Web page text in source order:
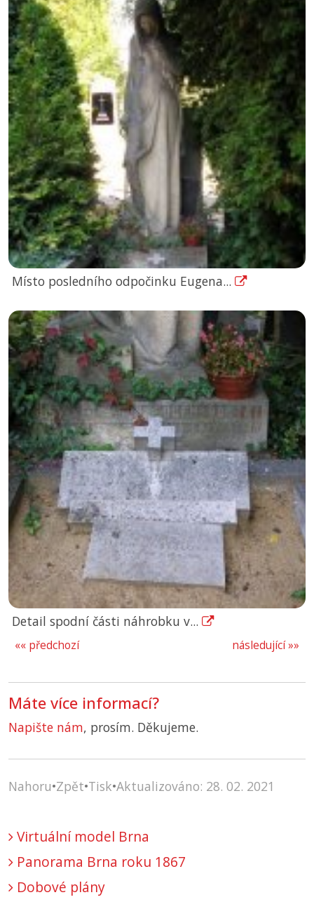
Místo posledního odpočinku Eugena...
Detail spodní části náhrobku v...
následující »»
«« předchozí
Máte více informací?
Napište nám, prosím. Děkujeme.
Nahoru•Zpět•Tisk•Aktualizováno: 28. 02. 2021
Virtuální model Brna
Panorama Brna roku 1867
Dobové plány